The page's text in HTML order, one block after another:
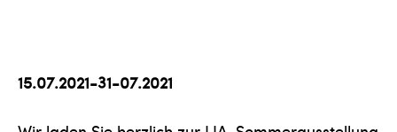
15.07.2021-31-07.2021